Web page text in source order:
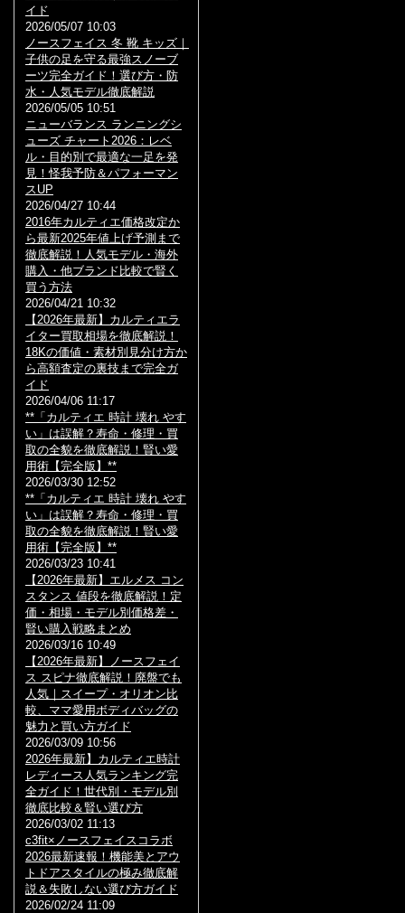
イド
2026/05/07 10:03
ノースフェイス 冬 靴 キッズ｜
子供の足を守る最強スノーブ
ーツ完全ガイド！選び方・防
水・人気モデル徹底解説
2026/05/05 10:51
ニューバランス ランニングシ
ューズ チャート2026：レベ
ル・目的別で最適な一足を発
見！怪我予防＆パフォーマン
スUP
2026/04/27 10:44
2016年カルティエ価格改定か
ら最新2025年値上げ予測まで
徹底解説！人気モデル・海外
購入・他ブランド比較で賢く
買う方法
2026/04/21 10:32
【2026年最新】カルティエラ
イター買取相場を徹底解説！
18Kの価値・素材別見分け方か
ら高額査定の裏技まで完全ガ
イド
2026/04/06 11:17
**「カルティエ 時計 壊れ やす
い」は誤解？寿命・修理・買
取の全貌を徹底解説！賢い愛
用術【完全版】**
2026/03/30 12:52
**「カルティエ 時計 壊れ やす
い」は誤解？寿命・修理・買
取の全貌を徹底解説！賢い愛
用術【完全版】**
2026/03/23 10:41
【2026年最新】エルメス コン
スタンス 値段を徹底解説！定
価・相場・モデル別価格差・
賢い購入戦略まとめ
2026/03/16 10:49
【2026年最新】ノースフェイ
ス スピナ徹底解説！廃盤でも
人気｜スイープ・オリオン比
較、ママ愛用ボディバッグの
魅力と買い方ガイド
2026/03/09 10:56
2026年最新】カルティエ時計
レディース人気ランキング完
全ガイド！世代別・モデル別
徹底比較＆賢い選び方
2026/03/02 11:13
c3fit×ノースフェイスコラボ
2026最新速報！機能美とアウ
トドアスタイルの極み徹底解
説＆失敗しない選び方ガイド
2026/02/24 11:09